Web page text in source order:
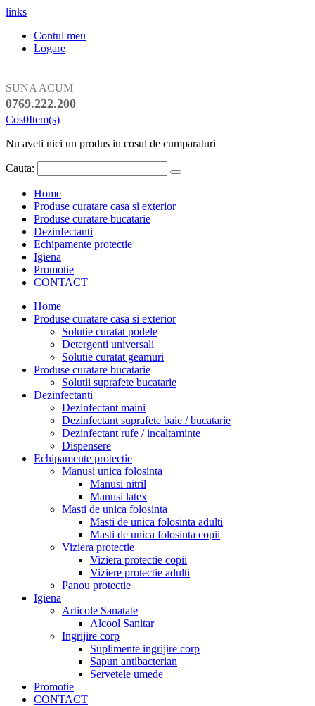
links
Contul meu
Logare
SUNA ACUM
0769.222.200
Cos0Item(s)
Nu aveti nici un produs in cosul de cumparaturi
Cauta:
Home
Produse curatare casa si exterior
Produse curatare bucatarie
Dezinfectanti
Echipamente protectie
Igiena
Promotie
CONTACT
Home
Produse curatare casa si exterior
Solutie curatat podele
Detergenti universali
Solutie curatat geamuri
Produse curatare bucatarie
Solutii suprafete bucatarie
Dezinfectanti
Dezinfectant maini
Dezinfectant suprafete baie / bucatarie
Dezinfectant rufe / incaltaminte
Dispensere
Echipamente protectie
Manusi unica folosinta
Manusi nitril
Manusi latex
Masti de unica folosinta
Masti de unica folosinta adulti
Masti de unica folosinta copii
Viziera protectie
Viziera protectie copii
Viziere protectie adulti
Panou protectie
Igiena
Articole Sanatate
Alcool Sanitar
Ingrijire corp
Suplimente ingrijire corp
Sapun antibacterian
Servetele umede
Promotie
CONTACT